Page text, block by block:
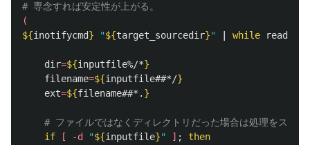
# 専念すれば安定性が上がる。
(
${inotifycmd} "${target_sourcedir}" while read
dir=${inputfile%/*}
filename=${inputfile##*/}
ext=${filename##*. }
# ファイルではなくディレクトリだった場合は処理をスキッ
if
[ -d "${inputfile}" ] ;
then